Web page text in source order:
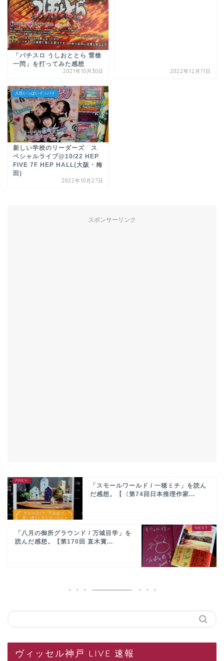
「パチスロ うしおととら 雷槍
一閃」を打ってみた感想
2021年10月30日 2022年12月11日
人生いっぱいイッパイ
新しい学校のリーダーズ ス
ペシャルライブ@10/22 HEP
FIVE 7F HEP HALL(大阪・梅
田)
2022年10月27日
スポンサーリンク
「スモールワールド / 一穂ミチ」を読ん
だ感想。【〈第74回日本推理作家...
「八月の御所グラウンド / 万城目学」を
読んだ感想。【第170回 直木賞...
ヴィッセル神戸 LIVE 速報